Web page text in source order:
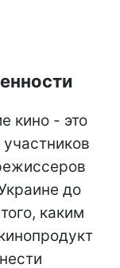
кино - это
до
каким